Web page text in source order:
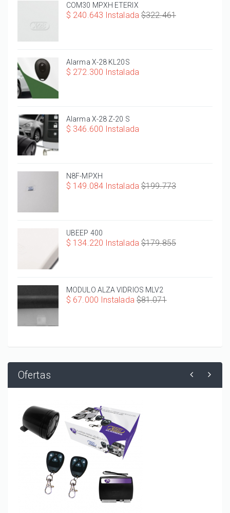
COM30 MPXH ETERIX
$ 240.643 Instalada $322.461
Alarma X-28 KL20S
$ 272.300 Instalada
Alarma X-28 Z-20 S
$ 346.600 Instalada
N8F-MPXH
$ 149.084 Instalada $199.773
UBEEP 400
$ 134.220 Instalada $179.855
MODULO ALZA VIDRIOS MLV2
$ 67.000 Instalada $81.071
Ofertas